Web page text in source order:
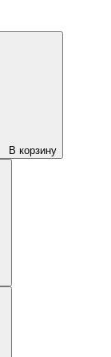
В корзину